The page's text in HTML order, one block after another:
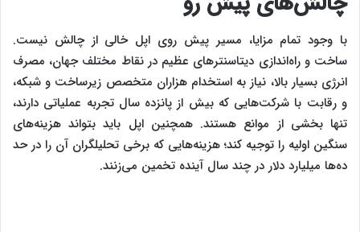
با وجود تمام مزایا، مسیر پیش روی اپل خالی از چالش نیست.
ساخت و راه‌اندازی دیتاسنترهای عظیم در نقاط مختلف جهان، مصرف
انرژی بسیار بالا، نیاز به استخدام هزاران متخصص زیرساخت و شبکه،
و رقابت با شرکت‌هایی که بیش از پانزده سال تجربه عملیاتی دارند،
تنها بخشی از موانع هستند. همچنین اپل باید بتواند هزینه‌های
سنگین اولیه را توجیه کند؛ هزینه‌هایی که برخی تحلیلگران آن را در حد
ده‌ها میلیارد دلار در چند سال آینده تخمین می‌زنند.